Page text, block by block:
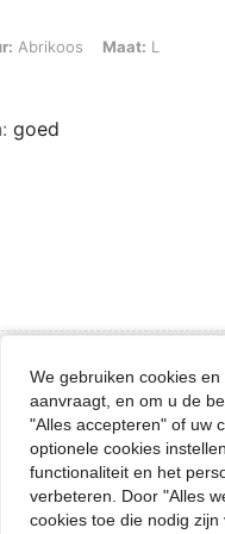
Maat: L
Abrikoos Maat: L
: goed
Gewicht: 67 kg / 148 lbs,
/ 54 in Gewicht:67 kg /
76 cm / 30 in Kleur: Zwart
We gebruiken cookies
aanvraagt, en om u de
"Alles accepteren" of uw
optionele cookies
functionaliteit en het
verbeteren. Door "Alles
cookies toe die nodig